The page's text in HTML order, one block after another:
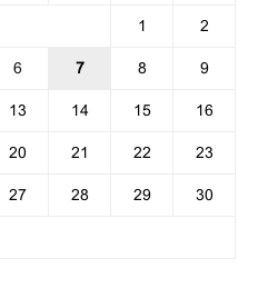
1 2
6 7 8 9
13 14 15 16
20 21 22 23
27 28 29 30